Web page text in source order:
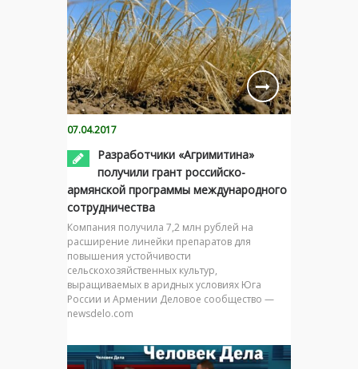
07.04.2017
Разработчики «Агримитина»
получили грант российско-
армянской программы международного
сотрудничества
Компания получила 7,2 млн рублей на
расширение линейки препаратов для
повышения устойчивости
сельскохозяйственных культур,
выращиваемых в аридных условиях Юга
России и Армении Деловое сообщество —
newsdelo.com